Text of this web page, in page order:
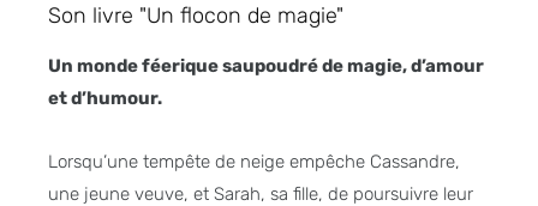
Son livre "Un flocon de magie"
Un monde féerique saupoudré de magie, d’amour
et d’humour.
Lorsqu’une tempête de neige empêche Cassandre,
une jeune veuve, et Sarah, sa fille, de poursuivre leur